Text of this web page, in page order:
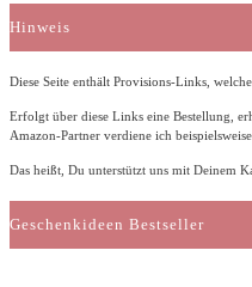
Hinweis
Diese Seite enthält Provisions-Links,
Erfolgt über diese Links eine Bestellung,
Amazon-Partner verdiene ich
Das heißt, Du unterstützt uns mit Deinem
Geschenkideen Bestseller